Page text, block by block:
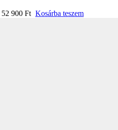
52 900 Ft Kosárba teszem